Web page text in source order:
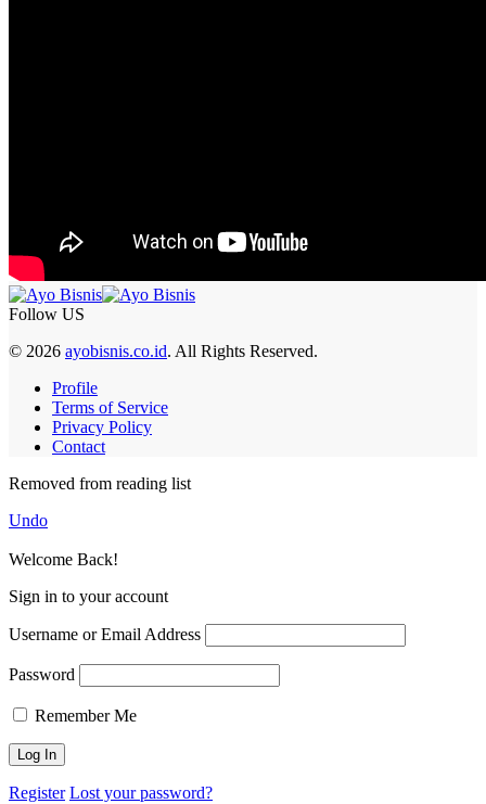
Follow US
© 2026 ayobisnis.co.id. All Rights Reserved.
Profile
Terms of Service
Privacy Policy
Contact
Removed from reading list
Undo
Welcome Back!
Sign in to your account
Username or Email Address
Password
Remember Me
Register Lost your password?